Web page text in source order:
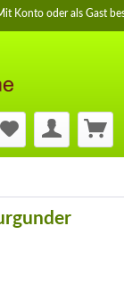
Konto oder als Gast